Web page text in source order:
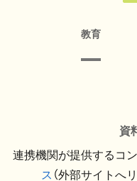
教育
資
連携機関が提供するコン
ス （外部サイトへ